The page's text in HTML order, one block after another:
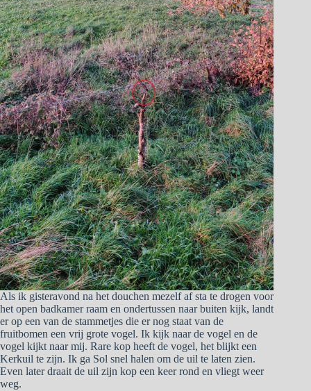
Als ik gisteravond na het douchen mezelf af sta te drogen voor
het open badkamer raam en ondertussen naar buiten kijk, landt
er op een van de stammetjes die er nog staat van de
fruitbomen een vrij grote vogel. Ik kijk naar de vogel en de
vogel kijkt naar mij. Rare kop heeft de vogel, het blijkt een
Kerkuil te zijn. Ik ga Sol snel halen om de uil te laten zien.
Even later draait de uil zijn kop een keer rond en vliegt weer
weg.